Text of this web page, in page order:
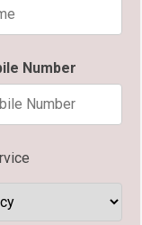
होती है।
और प्रजनन
में सहायता कर
ढंग से कार्य
के विकास,
रूप से
Number